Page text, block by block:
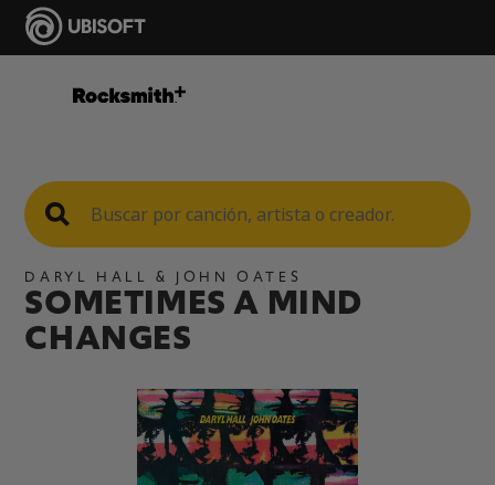
DARYL HALL & JOHN OATES
SOMETIMES A MIND
CHANGES